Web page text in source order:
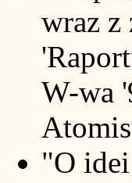
wraz
W-wa
"O